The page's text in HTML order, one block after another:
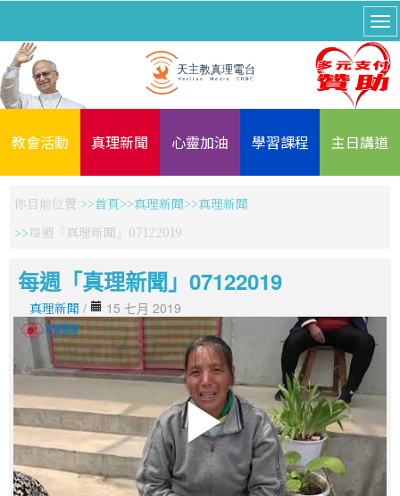
教會活動 真理新聞 心靈加油 學習課程 主日講道
你目前位置: 首頁 真理新聞
真理新聞
每週「真理新聞」07122019
每週「真理新聞」07122019
真理新聞 / 15 七月 2019